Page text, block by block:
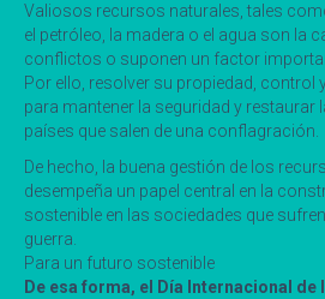
Valiosos recursos naturales, tales
el petróleo, la madera o el agua son la
conflictos o suponen un factor
Por ello, resolver su propiedad, control
para mantener la seguridad y restaurar
países que salen de una conflagración.
De hecho, la buena gestión de los
desempeña un papel central en la
sostenible en las sociedades que
guerra.
Para un futuro sostenible
De esa forma, el Día Internacional de